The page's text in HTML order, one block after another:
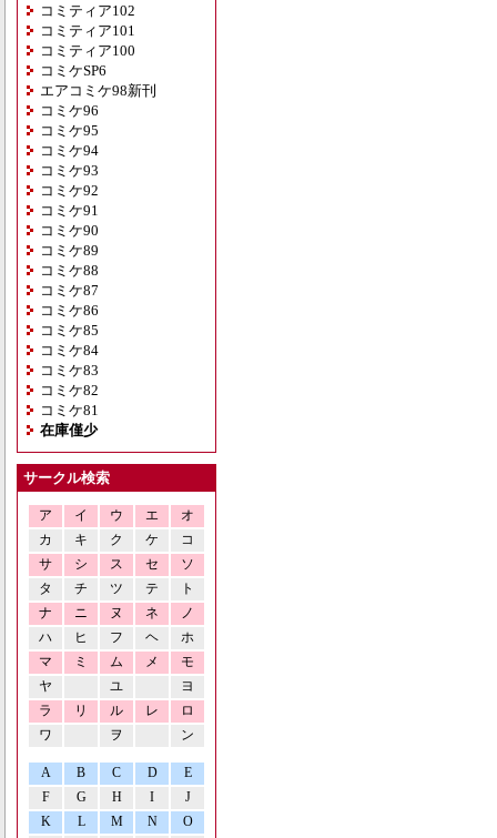
コミティア102
コミティア101
コミティア100
コミケSP6
エアコミケ98新刊
コミケ96
コミケ95
コミケ94
コミケ93
コミケ92
コミケ91
コミケ90
コミケ89
コミケ88
コミケ87
コミケ86
コミケ85
コミケ84
コミケ83
コミケ82
コミケ81
在庫僅少
サークル検索
ア イ ウ エ
オ
カ
キ ク ケ
コ
サ
シ ス セ
ソ
タ
チ ツ テ
ト
ナ
ニ ヌ ネ
ノ
ハ
ヒ フ ヘ
ホ
マ
ミ ム メ
モ
ヤ
ユ
ヨ
ラ
リ ル レ
ロ
ワ
ヲ ン
A B C D
E
F
G H I
J
K
L M N O